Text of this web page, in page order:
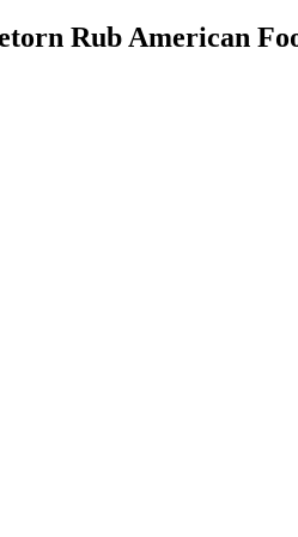
Rub American